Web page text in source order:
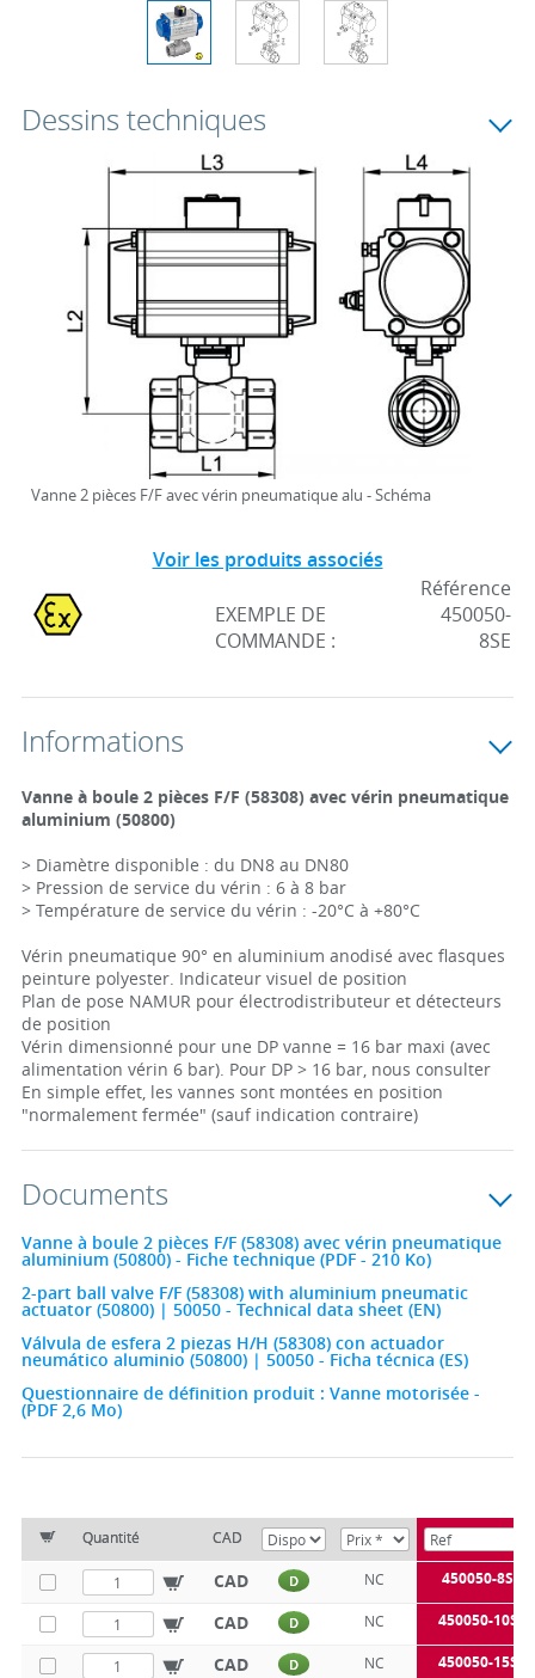
Dessins techniques
Vanne 2 pièces F/F avec vérin pneumatique alu - Schéma
Voir les produits associés
EXEMPLE DE
COMMANDE :
Référence
450050-
8SE
Informations
Vanne à boule 2 pièces F/F (58308) avec vérin pneumatique
aluminium (50800)
> Diamètre disponible : du DN8 au DN80
> Pression de service du vérin : 6 à 8 bar
> Température de service du vérin : -20°C à +80°C
Vérin pneumatique 90° en aluminium anodisé avec flasques
peinture polyester. Indicateur visuel de position
Plan de pose NAMUR pour électrodistributeur et détecteurs
de position
Vérin dimensionné pour une DP vanne = 16 bar maxi (avec
alimentation vérin 6 bar). Pour DP > 16 bar, nous consulter
En simple effet, les vannes sont montées en position
"normalement fermée" (sauf indication contraire)
Documents
Vanne à boule 2 pièces F/F (58308) avec vérin pneumatique
aluminium (50800) - Fiche technique (PDF - 210 Ko)
2-part ball valve F/F (58308) with aluminium pneumatic
actuator (50800) | 50050 - Technical data sheet (EN)
Válvula de esfera 2 piezas H/H (58308) con actuador
neumático aluminio (50800) | 50050 - Ficha técnica (ES)
Questionnaire de définition produit : Vanne motorisée -
(PDF 2,6 Mo)
Quantité CAD
CAD D NC 450050-8SE
CAD D NC 450050-10SE
CAD D NC 450050-15SE